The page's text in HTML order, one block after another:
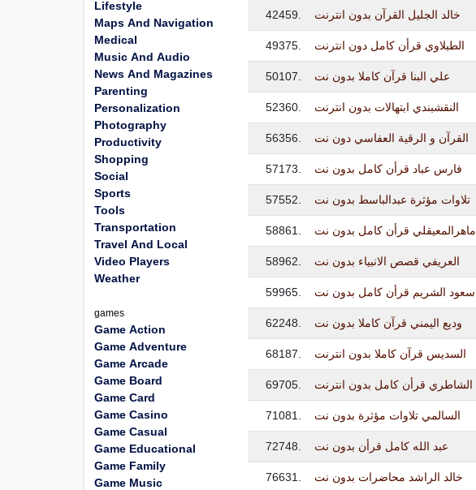
42459. خالد الجليل القرآن بدون انترنت
49375. الطبلاوي قرأن كامل دون انترنت
50107. علي البنا قرآن كاملا بدون نت
52360. النقشبندي ابتهالات بدون انترنت
56356. القرآن و الرقية العفاسي دون نت
57173. فارس عباد قرأن كامل بدون نت
57552. تلاوات مؤثرة عبدالباسط بدون نت
58861. ماهرالمعيقلي قرأن كامل بدون نت
58962. العريفي قصص الانبياء بدون نت
59965. سعود الشريم قرأن كامل بدون نت
62248. وديع اليمني قرآن كاملا بدون نت
68187. السديس قرآن كاملا بدون انترنت
69705. الشاطري قرأن كامل بدون انترنت
71081. السالمي تلاوات مؤثرة بدون نت
72748. عبد الله كامل قرأن بدون نت
76631. خالد الراشد محاضرات بدون نت
Lifestyle
Maps And Navigation
Medical
Music And Audio
News And Magazines
Parenting
Personalization
Photography
Productivity
Shopping
Social
Sports
Tools
Transportation
Travel And Local
Video Players
Weather
games
Game Action
Game Adventure
Game Arcade
Game Board
Game Card
Game Casino
Game Casual
Game Educational
Game Family
Game Music